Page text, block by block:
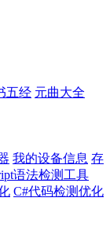
五经 元曲大全
我的设备信息 存
语法检测工具
C#代码检测优化